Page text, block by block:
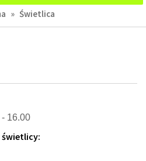
» Świetlica
- 16.00
świetlicy: